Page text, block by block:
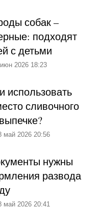
собак –
подходят
с детьми
2026 18:23
использовать
сливочного
май 2026 20:56
нужны
развода
2026 20:41